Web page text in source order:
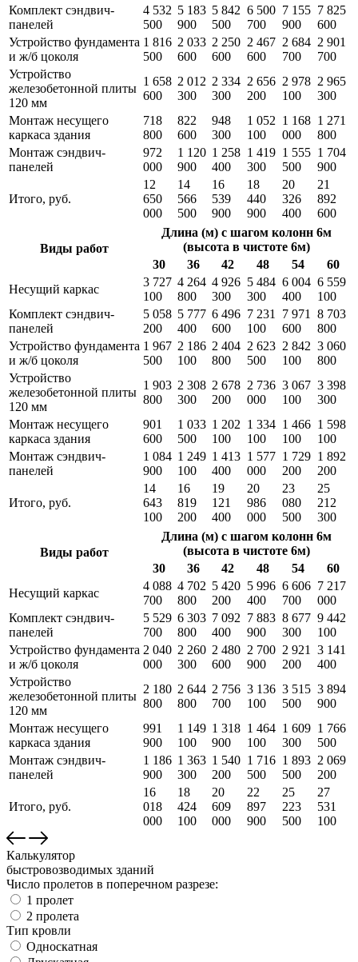
Комплект сэндвич-
панелей
4 532
500
5 183
900
5 842
500
6 500
700
7 155
900
7 825
600
Устройство фундамента
и ж/б цоколя
1 816
500
2 033
600
2 250
600
2 467
600
2 684
700
2 901
700
Устройство
железобетонной плиты
120 мм
1 658
600
2 012
300
2 334
300
2 656
200
2 978
100
2 965
300
Монтаж несущего
каркаса здания
718
800
822
600
948
300
1 052
100
1 168
000
1 271
800
Монтаж сэндвич-
панелей
972
000
1 120
900
1 258
400
1 419
300
1 555
500
1 704
900
Итого, руб.
12
650
000
14
566
500
16
539
900
18
440
900
20
326
400
21
892
600
Виды работ
Длина (м) с шагом колонн 6м
(высота в чистоте 6м)
30
36 42 48 54
60
Несущий каркас
3 727
100
4 264
800
4 926
300
5 484
300
6 004
400
6 559
100
Комплект сэндвич-
панелей
5 058
200
5 777
400
6 496
600
7 231
100
7 971
600
8 703
800
Устройство фундамента
и ж/б цоколя
1 967
500
2 186
100
2 404
800
2 623
500
2 842
100
3 060
800
Устройство
железобетонной плиты
120 мм
1 903
800
2 308
300
2 678
200
2 736
000
3 067
100
3 398
300
Монтаж несущего
каркаса здания
901
600
1 033
500
1 202
100
1 334
100
1 466
100
1 598
100
Монтаж сэндвич-
панелей
1 084
900
1 249
100
1 413
400
1 577
000
1 729
200
1 892
200
Итого, руб.
14
643
100
16
819
200
19
121
400
20
986
000
23
080
500
25
212
300
Виды работ
Длина (м) с шагом колонн 6м
(высота в чистоте 6м)
30
36 42 48 54
60
Несущий каркас
4 088
700
4 702
800
5 420
200
5 996
400
6 606
700
7 217
000
Комплект сэндвич-
панелей
5 529
700
6 303
800
7 092
400
7 883
900
8 677
300
9 442
100
Устройство фундамента
и ж/б цоколя
2 040
000
2 260
300
2 480
600
2 700
900
2 921
200
3 141
400
Устройство
железобетонной плиты
120 мм
2 180
800
2 644
800
2 756
700
3 136
100
3 515
500
3 894
900
Монтаж несущего
каркаса здания
991
900
1 149
100
1 318
900
1 464
100
1 609
300
1 766
500
Монтаж сэндвич-
панелей
1 186
900
1 363
300
1 540
200
1 716
500
1 893
500
2 069
200
Итого, руб.
16
018
000
18
424
100
20
609
000
22
897
900
25
223
500
27
531
100
Калькулятор
быстровозводимых зданий
Число пролетов в поперечном разрезе:
1 пролет
2 пролета
Тип кровли
Односкатная